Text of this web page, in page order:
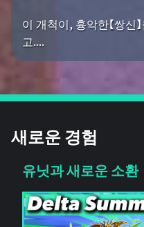
이 개척이, 흉악한【쌍신
고....
새로운 경험
유닛과 새로운 소환